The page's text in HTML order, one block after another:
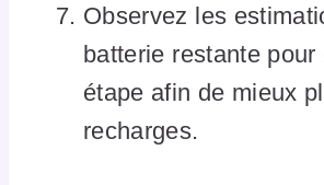
Observez les
batterie restante pour
étape afin de mieux
recharges.